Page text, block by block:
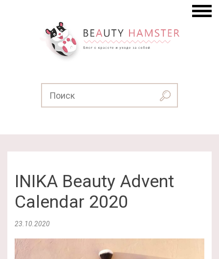
INIKA Beauty Advent
Calendar 2020
23.10.2020